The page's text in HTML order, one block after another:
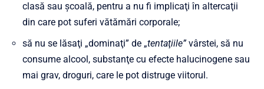
clasă sau şcoală, pentru a nu fi implicaţi în altercaţii
din care pot suferi vătămări corporale;
să nu se lăsaţi „dominaţi” de „tentaţiile”vârstei, să nu
consume alcool, substanţe cu efecte halucinogene sau
mai grav, droguri, care le pot distruge viitorul.